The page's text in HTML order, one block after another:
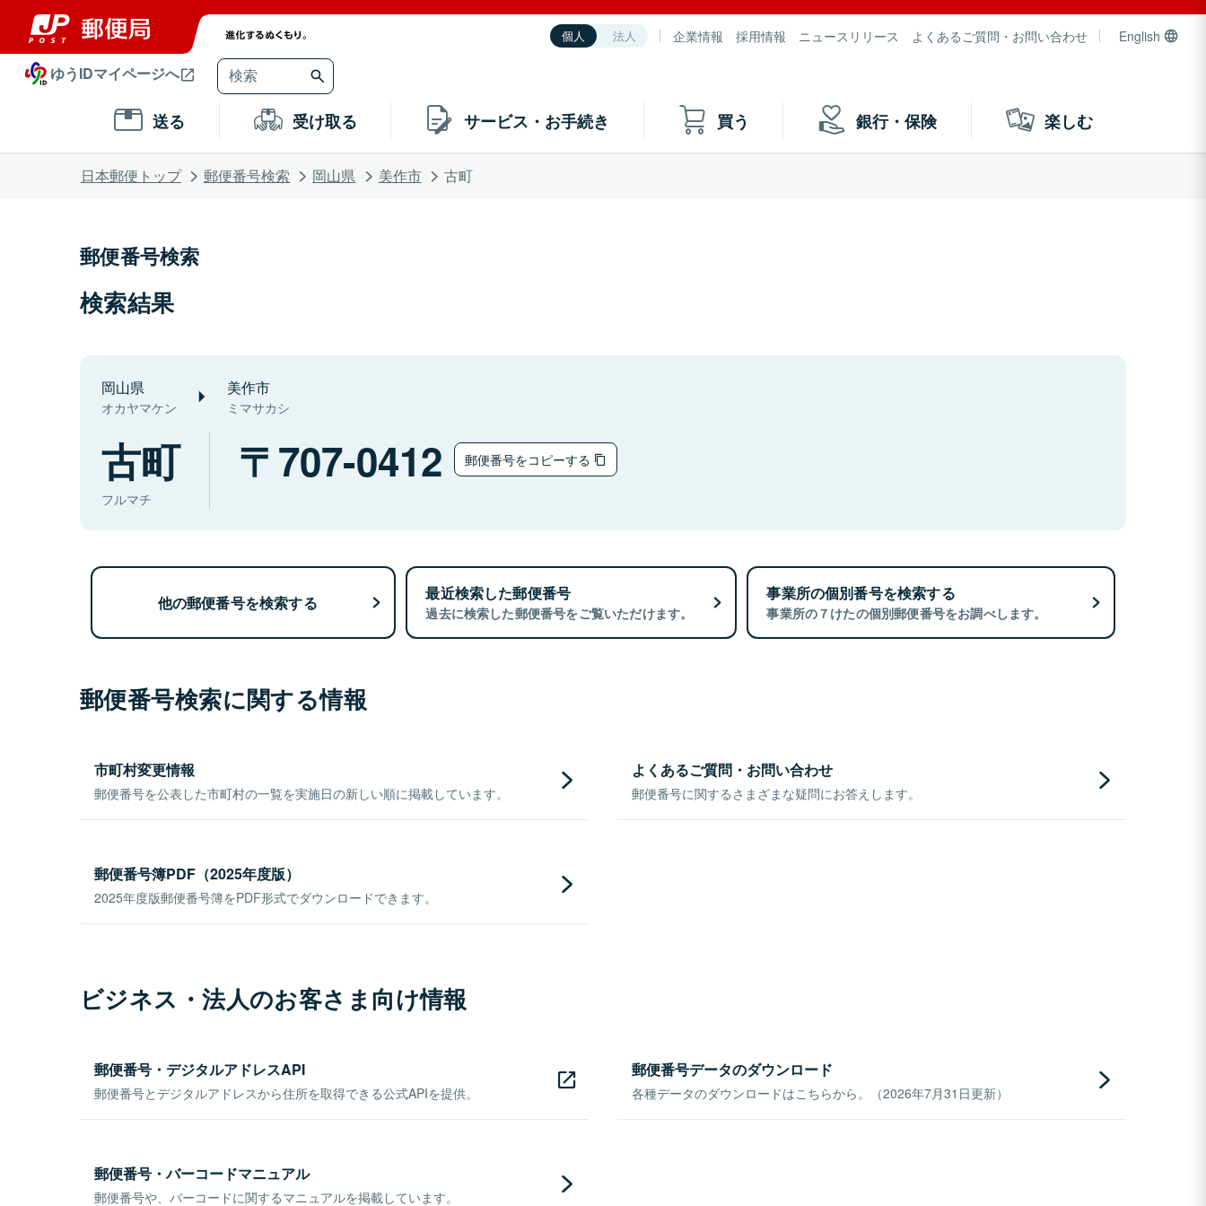
個人 法人 企業情報 採用情報 ニュースリリース よくあるご質問・お問い合わせ English
ゆうIDマイページへ
送る 受け取る サービス・お手続き 買う 銀行・保険 楽しむ
日本郵便トップ 郵便番号検索 岡山県 美作市 古町
郵便番号検索
検索結果
岡山県
オカヤマケン
美作市
ミマサカシ
古町
フルマチ
707-0412 郵便番号をコピーする
他の郵便番号を検索する 最近検索した郵便番号
過去に検索した郵便番号をご覧いただけます。
事業所の個別番号を検索する
事業所の７けたの個別郵便番号をお調べします。
郵便番号検索に関する情報
市町村変更情報
郵便番号を公表した市町村の一覧を実施日の新しい順に掲載しています。
よくあるご質問・お問い合わせ
郵便番号に関するさまざまな疑問にお答えします。
郵便番号簿PDF（2025年度版）
2025年度版郵便番号簿をPDF形式でダウンロードできます。
ビジネス・法人のお客さま向け情報
郵便番号・デジタルアドレスAPI
郵便番号とデジタルアドレスから住所を取得できる公式APIを提供。
郵便番号データのダウンロード
各種データのダウンロードはこちらから。（2026年7月31日更新）
郵便番号・バーコードマニュアル
郵便番号や、バーコードに関するマニュアルを掲載しています。